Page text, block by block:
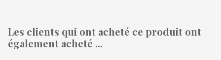
Les clients qui ont acheté ce produit ont
également acheté ...